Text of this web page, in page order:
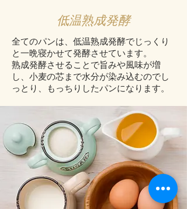
低温熟成発酵
全てのパンは、低温熟成発酵でじっくり
と一晩寝かせて発酵させています。
熟成発酵させることで旨みや風味が増
し、小麦の芯まで水分が染み込むのでし
っとり、もっちりしたパンになります。